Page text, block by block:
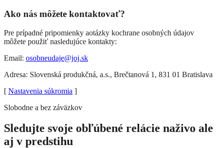
Ako nás môžete kontaktovať?
Pre prípadné pripomienky aotázky kochrane osobných údajov
môžete použiť nasledujúce kontakty:
Email: osobneudaje@joj.sk
Adresa: Slovenská produkčná, a.s., Brečtanová 1, 831 01 Bratislava
[ Nastavenia súkromia ]
Slobodne a bez záväzkov
Sledujte svoje obľúbené relácie naživo ale
aj v predstihu